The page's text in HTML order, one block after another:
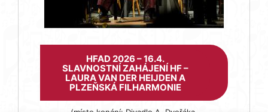
HFAD 2026 – 16.4.
SLAVNOSTNÍ ZAHÁJENÍ HF –
LAURA VAN DER HEIJDEN A
PLZEŇSKÁ FILHARMONIE